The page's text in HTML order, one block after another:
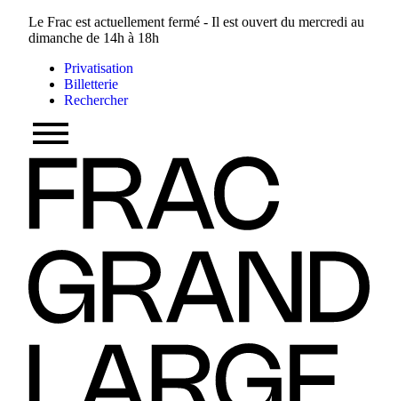
Le Frac est actuellement fermé - Il est ouvert du mercredi au
dimanche de 14h à 18h
Privatisation
Billetterie
Rechercher